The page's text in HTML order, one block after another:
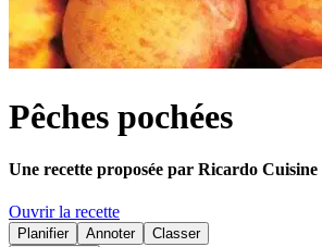
Pêches pochées
Une recette proposée par Ricardo Cuisine
Ouvrir la recette
Planifier Annoter
Classer